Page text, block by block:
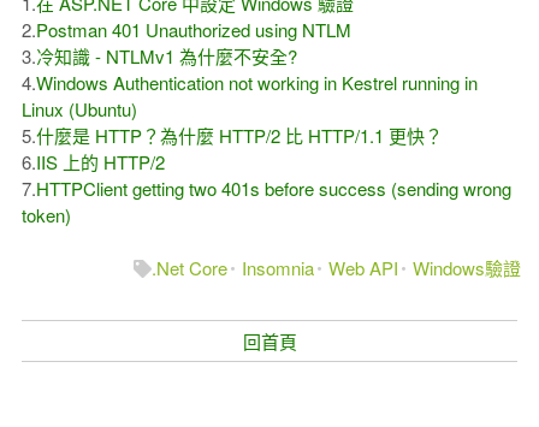
2.Postman 401 Unauthorized using NTLM
3.冷知識 - NTLMv1 為什麼不安全?
4.Windows Authentication not working in Kestrel running in
Linux (Ubuntu)
5.什麼是 HTTP？為什麼 HTTP/2 比 HTTP/1.1 更快？
6.IIS 上的 HTTP/2
7.HTTPClient getting two 401s before success (sending wrong
token)
.Net Core Insomnia Web API Windows驗證
回首頁